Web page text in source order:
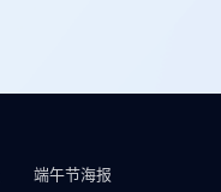
端午节海报